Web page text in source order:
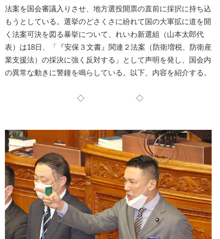
法案を国会審議入りさせ、地方選投開票の直前に採択に持ち込
もうとしている。選挙のどさくさに紛れて国の大軍拡に道を開
く法案可決を図る暴挙について、れいわ新選組（山本太郎代
表）は18日、「『安保３文書』関連２法案（防衛増税、防衛産
業支援法）の採決に強く反対する」として声明を発し、国会内
の異常な動きに警鐘を鳴らしている。以下、内容を紹介する。
◇ ◇